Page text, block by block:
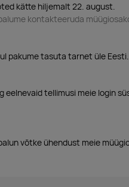
kätte hiljemalt 22. august.
kontakteeruda
pakume tasuta tarnet üle Eesti.
eelnevaid tellimusi meie login
võtke ühendust meie